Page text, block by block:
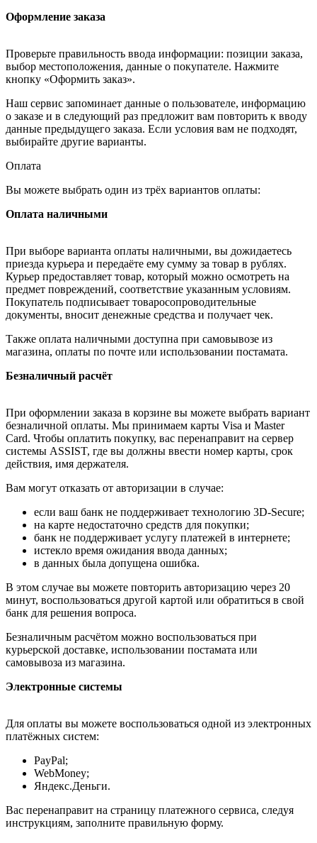
Оформление заказа
Проверьте правильность ввода информации: позиции заказа,
выбор местоположения, данные о покупателе. Нажмите
кнопку «Оформить заказ».
Наш сервис запоминает данные о пользователе, информацию
о заказе и в следующий раз предложит вам повторить к вводу
данные предыдущего заказа. Если условия вам не подходят,
выбирайте другие варианты.
Оплата
Вы можете выбрать один из трёх вариантов оплаты:
Оплата наличными
При выборе варианта оплаты наличными, вы дожидаетесь
приезда курьера и передаёте ему сумму за товар в рублях.
Курьер предоставляет товар, который можно осмотреть на
предмет повреждений, соответствие указанным условиям.
Покупатель подписывает товаросопроводительные
документы, вносит денежные средства и получает чек.
Также оплата наличными доступна при самовывозе из
магазина, оплаты по почте или использовании постамата.
Безналичный расчёт
При оформлении заказа в корзине вы можете выбрать вариант
безналичной оплаты. Мы принимаем карты Visa и Master
Card. Чтобы оплатить покупку, вас перенаправит на сервер
системы ASSIST, где вы должны ввести номер карты, срок
действия, имя держателя.
Вам могут отказать от авторизации в случае:
если ваш банк не поддерживает технологию 3D-Secure;
на карте недостаточно средств для покупки;
банк не поддерживает услугу платежей в интернете;
истекло время ожидания ввода данных;
в данных была допущена ошибка.
В этом случае вы можете повторить авторизацию через 20
минут, воспользоваться другой картой или обратиться в свой
банк для решения вопроса.
Безналичным расчётом можно воспользоваться при
курьерской доставке, использовании постамата или
самовывоза из магазина.
Электронные системы
Для оплаты вы можете воспользоваться одной из электронных
платёжных систем:
PayPal;
WebMoney;
Яндекс.Деньги.
Вас перенаправит на страницу платежного сервиса, следуя
инструкциям, заполните правильную форму.